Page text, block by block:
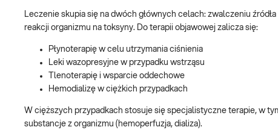
Leczenie skupia się na dwóch głównych celach: zwalczeniu
reakcji organizmu na toksyny. Do terapii objawowej zalicza się:
Płynoterapię w celu utrzymania ciśnienia
Leki wazopresyjne w przypadku wstrząsu
Tlenoterapię i wsparcie oddechowe
Hemodializę w ciężkich przypadkach
W cięższych przypadkach stosuje się specjalistyczne terapie, w
substancje z organizmu (hemoperfuzja, dializa).